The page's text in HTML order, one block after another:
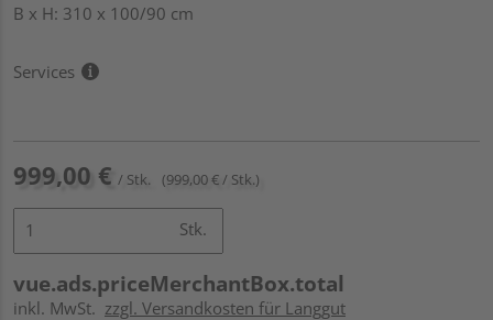
B x H: 310 x 100/90 cm
Services
999,00 € / Stk. (999,00 € / Stk.)
Stk.
vue.ads.priceMerchantBox.total
inkl. MwSt. zzgl. Versandkosten für Langgut